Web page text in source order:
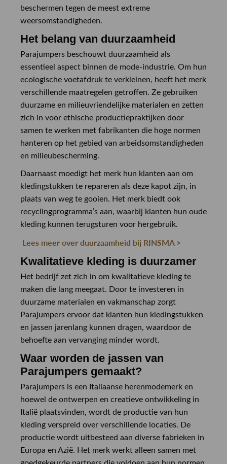
beschermen tegen de meest extreme
weersomstandigheden.
Het belang van duurzaamheid
Parajumpers beschouwt duurzaamheid als
essentieel aspect binnen de mode-industrie. Om hun
ecologische voetafdruk te verkleinen, heeft het merk
verschillende maatregelen getroffen. Ze gebruiken
duurzame en milieuvriendelijke materialen en zetten
zich in voor ethische productiepraktijken door
samen te werken met fabrikanten die hoge normen
hanteren op het gebied van arbeidsomstandigheden
en milieubescherming.
Daarnaast moedigt het merk hun klanten aan om
kledingstukken te repareren als deze kapot zijn, in
plaats van weg te gooien. Het merk biedt ook
recyclingprogramma’s aan, waarbij klanten hun oude
kleding kunnen terugsturen voor hergebruik.
Lees meer over duurzaamheid bij RINSMA >
Kwalitatieve kleding is duurzamer
Het bedrijf zet zich in om kwalitatieve kleding te
maken die lang meegaat. Door te investeren in
duurzame materialen en vakmanschap zorgt
Parajumpers ervoor dat klanten hun kledingstukken
en jassen jarenlang kunnen dragen, waardoor de
behoefte aan vervanging minder wordt.
Waar worden de jassen van
Parajumpers gemaakt?
Parajumpers is een Italiaanse herenmodemerk en
hoewel de ontwerpen en creatieve ontwikkeling in
Italië plaatsvinden, wordt de productie van hun
kleding verspreid over verschillende locaties. De
productie wordt uitbesteed aan diverse fabrieken in
Europa en Azië. Het merk werkt alleen samen met